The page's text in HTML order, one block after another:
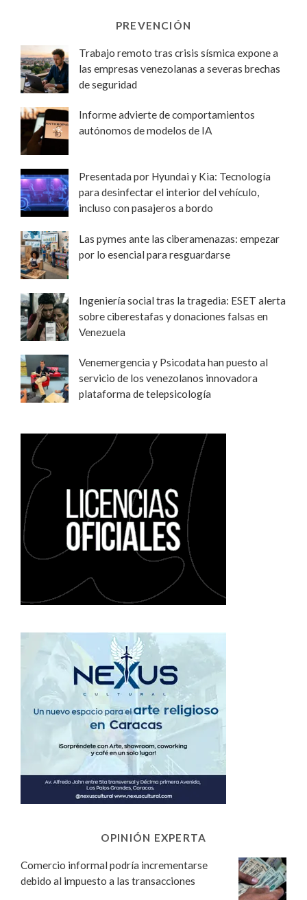
PREVENCIÓN
Trabajo remoto tras crisis sísmica expone a
las empresas venezolanas a severas brechas
de seguridad
Informe advierte de comportamientos
autónomos de modelos de IA
Presentada por Hyundai y Kia: Tecnología
para desinfectar el interior del vehículo,
incluso con pasajeros a bordo
Las pymes ante las ciberamenazas: empezar
por lo esencial para resguardarse
Ingeniería social tras la tragedia: ESET alerta
sobre ciberestafas y donaciones falsas en
Venezuela
Venemergencia y Psicodata han puesto al
servicio de los venezolanos innovadora
plataforma de telepsicología
OPINIÓN EXPERTA
Comercio informal podría incrementarse
debido al impuesto a las transacciones